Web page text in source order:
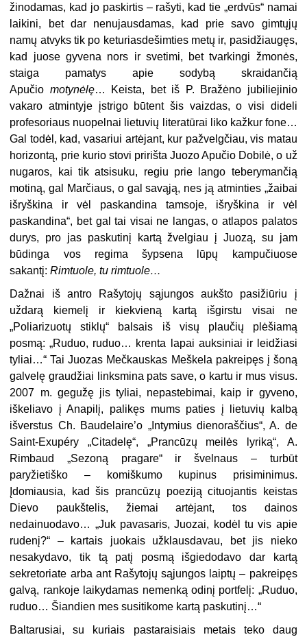
žinodamas, kad jo paskirtis – rašyti, kad tie „erdvūs“ namai
laikini, bet dar nenujausdamas, kad prie savo gimtųjų
namų atvyks tik po keturiasdešimties metų ir, pasidžiaugęs,
kad juose gyvena nors ir svetimi, bet tvarkingi žmonės,
staiga pamatys apie sodybą skraidančią
Apučio motynėlę… Keista, bet iš P. Bražėno jubiliejinio
vakaro atmintyje įstrigo būtent šis vaizdas, o visi dideli
profesoriaus nuopelnai lietuvių literatūrai liko kažkur fone…
Gal todėl, kad, vasariui artėjant, kur pažvelgčiau, vis matau
horizontą, prie kurio stovi pririšta Juozo Apučio Dobilė, o už
nugaros, kai tik atsisuku, regiu prie lango teberymančią
motiną, gal Marčiaus, o gal savąją, nes ją atminties „žaibai
išryškina ir vėl paskandina tamsoje, išryškina ir vėl
paskandina“, bet gal tai visai ne langas, o atlapos palatos
durys, pro jas paskutinį kartą žvelgiau į Juozą, su jam
būdinga vos regima šypsena lūpų kampučiuose
sakantį:Rimtuole, tu rimtuole…
Dažnai iš antro Rašytojų sąjungos aukšto pasižiūriu į
uždarą kiemelį ir kiekvieną kartą išgirstu visai ne
„Poliarizuotų stiklų“ balsais iš visų plaučių plėšiamą
posmą: „Ruduo, ruduo… krenta lapai auksiniai ir leidžiasi
tyliai…“ Tai Juozas Mečkauskas Meškela pakreipęs į šoną
galvelę graudžiai linksmina pats save, o kartu ir mus visus.
2007 m. gegužę jis tyliai, nepastebimai, kaip ir gyveno,
iškeliavo į Anapilį, palikęs mums paties į lietuvių kalbą
išverstus Ch. Baudelaire’o „Intymius dienoraščius“, A. de
Saint-Exupéry „Citadelę“, „Prancūzų meilės lyriką“, A.
Rimbaud „Sezoną pragare“ ir švelnaus – turbūt
paryžietiško – komiškumo kupinus prisiminimus.
Įdomiausia, kad šis prancūzų poeziją cituojantis keistas
Dievo paukštelis, žiemai artėjant, tos dainos
nedainuodavo… „Juk pavasaris, Juozai, kodėl tu vis apie
rudenį?“ – kartais juokais užklausdavau, bet jis nieko
nesakydavo, tik tą patį posmą išgiedodavo dar kartą
sekretoriate arba ant Rašytojų sąjungos laiptų – pakreipęs
galvą, rankoje laikydamas nemenką odinį portfelį: „Ruduo,
ruduo… Šiandien mes susitikome kartą paskutinį…“
Baltarusiai, su kuriais pastaraisiais metais teko daug